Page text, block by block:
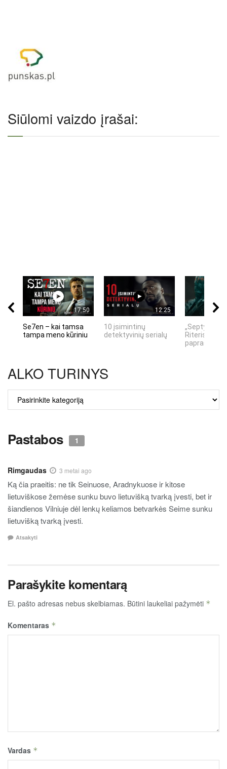
Siūlomi vaizdo įrašai:
17:50
Se7en – kai tamsa
tampa meno kūriniu
12:25
10 įsimintinų
detektyvinių serialų
„Septynių
Riteris" – kai
ALKO TURINYS
TURINYS
Pastabos 1
Rimgaudas 3 metai ago
Ką čia praeitis: ne tik Seinuose, Aradnykuose ir kitose
lietuviškose žemėse sunku buvo lietuvišką tvarką įvesti, bet ir
šiandienos Vilniuje dėl lenkų keliamos betvarkės Seime sunku
lietuvišką tvarką įvesti.
Atsakyti
Parašykite komentarą
El. pašto adresas nebus skelbiamas. Būtini laukeliai pažymėti *
Komentaras *
Vardas *